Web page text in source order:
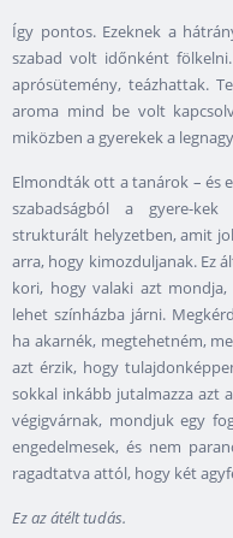
Így pontos. Ezeknek a
szabad volt időnként
aprósütemény, teázhattak.
aroma mind be volt
miközben a gyerekek a
Elmondták ott a tanárok – és
szabadságból a gyere-kek
strukturált helyzetben, amit
arra, hogy kimozduljanak. Ez
kori, hogy valaki azt
lehet színházba járni.
ha akarnék, megtehetném,
azt érzik, hogy
sokkal inkább jutalmazza azt
végigvárnak, mondjuk egy
engedelmesek, és nem
ragadtatva attól, hogy két
Ez az átélt tudás.